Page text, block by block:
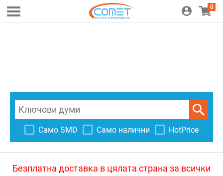
0
Само SMD Само налични HotPrice
Безплатна доставка в цялата страна за всички